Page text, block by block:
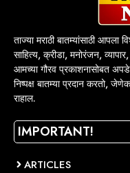
ताज्या मराठी बातम्यांसाठी आपला
साहित्य, क्रीडा, मनोरंजन,
आमच्या गौरव प्रकाशनासोबत
निष्पक्ष बातम्या प्रदान करतो,
राहाल.
IMPORTANT!
ARTICLES